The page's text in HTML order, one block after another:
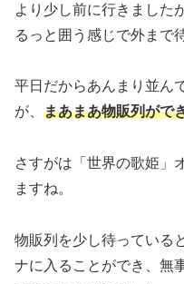
より少し前に行きました
るっと囲う感じで外まで
平日だからあんまり並ん
が、 まあまあ物販列がで
さすがは「世界の歌姫」
ますね。
物販列を少し待っている
ナに入ることができ、無